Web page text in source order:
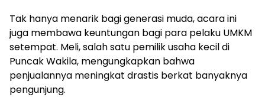
Tak hanya menarik bagi generasi muda, acara ini
juga membawa keuntungan bagi para pelaku UMKM
setempat. Meli, salah satu pemilik usaha kecil di
Puncak Wakila, mengungkapkan bahwa
penjualannya meningkat drastis berkat banyaknya
pengunjung.